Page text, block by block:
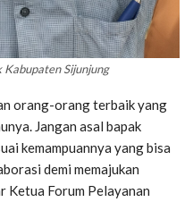
Kabupaten Sijunjung
orang-orang terbaik yang
Jangan asal bapak
kemampuannya yang bisa
demi memajukan
Ketua Forum Pelayanan